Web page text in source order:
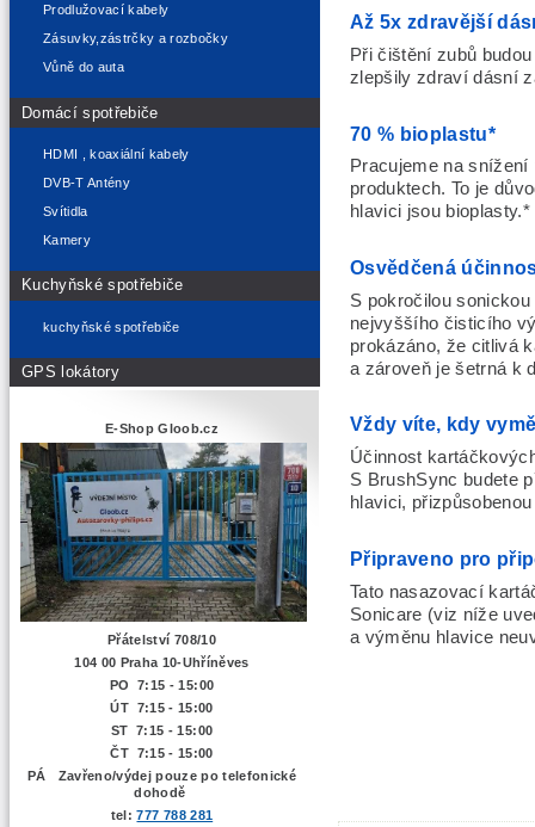
Prodlužovací kabely
Zásuvky,zástrčky a rozbočky
Vůně do auta
Domácí spotřebiče
HDMI , koaxiální kabely
DVB-T Antény
Svítidla
Kamery
Kuchyňské spotřebiče
kuchyňské spotřebiče
GPS lokátory
E-Shop Gloob.cz
Přátelství 708/10
104 00 Praha 10-Uhříněves
PO 7:15 - 15:00
ÚT 7:15 - 15:00
ST 7:15 - 15:00
ČT 7:15 - 15:00
PÁ Zavřeno/výdej pouze po telefonické
dohodě
tel:777 788 281
Až 5x zdravější
Při čištění zubů
zlepšily zdraví dásní
70 % bioplastu*
Pracujeme na
produktech. To je
hlavici jsou bioplasty.*
Osvědčená
S pokročilou
nejvyššího čisticího
prokázáno, že citlivá
a zároveň je šetrná k
Vždy víte, kdy
Účinnost
S BrushSync budete
hlavici,
Připraveno pro
Tato nasazovací
Sonicare (viz níže
a výměnu hlavice